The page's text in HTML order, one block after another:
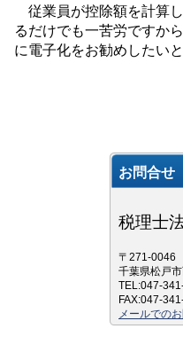
従業員が控除額を計算
るだけでも一苦労ですか
に電子化をお勧めしたいと
お問合せ
あん
税理士
〒271-0046
千葉県松戸
TEL:047-
FAX:047-
メールでの